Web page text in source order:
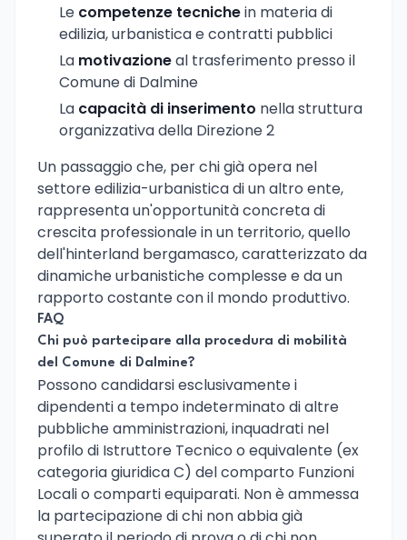
Le competenze tecnichein materia di
edilizia, urbanistica e contratti pubblici
La motivazioneal trasferimento presso il
Comune di Dalmine
La capacità di inserimento nella struttura
organizzativa della Direzione 2
Un passaggio che, per chi già opera nel
settore edilizia-urbanistica di un altro ente,
rappresenta un'opportunità concreta di
crescita professionale in un territorio, quello
dell'hinterland bergamasco, caratterizzato da
dinamiche urbanistiche complesse e da un
rapporto costante con il mondo produttivo.
FAQ
Chi può partecipare alla procedura di mobilità
del Comune di Dalmine?
Possono candidarsi esclusivamente i
dipendenti a tempo indeterminato di altre
pubbliche amministrazioni, inquadrati nel
profilo di Istruttore Tecnico o equivalente (ex
categoria giuridica C) del comparto Funzioni
Locali o comparti equiparati. Non è ammessa
la partecipazione di chi non abbia già